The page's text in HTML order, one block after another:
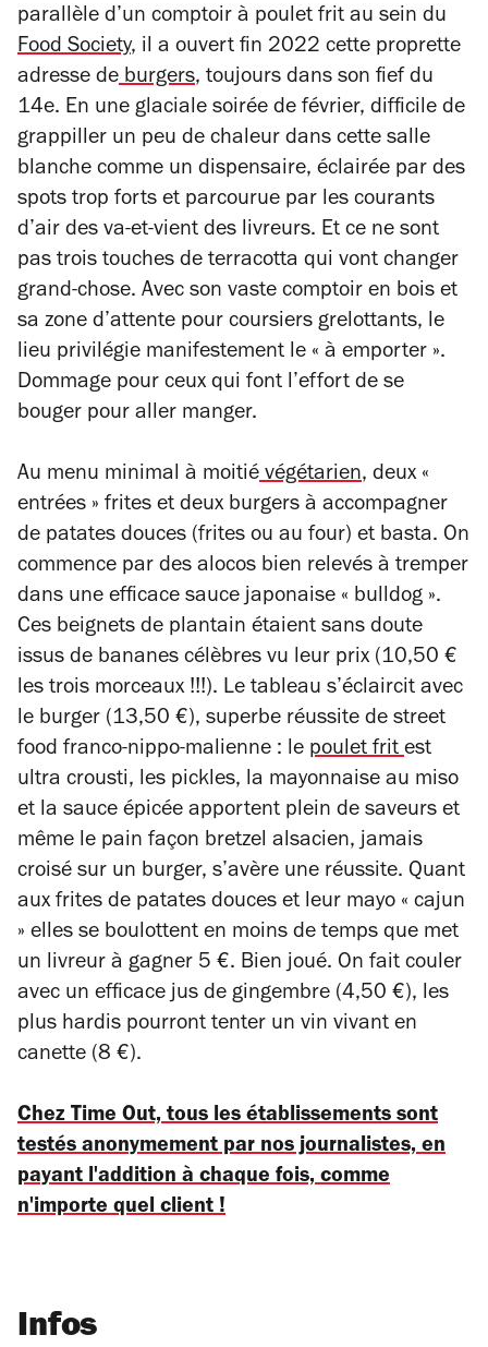
parallèle d’un comptoir à poulet frit au sein du
Food Society, il a ouvert fin 2022 cette proprette
adresse de burgers, toujours dans son fief du
14e. En une glaciale soirée de février, difficile de
grappiller un peu de chaleur dans cette salle
blanche comme un dispensaire, éclairée par des
spots trop forts et parcourue par les courants
d’air des va-et-vient des livreurs. Et ce ne sont
pas trois touches de terracotta qui vont changer
grand-chose. Avec son vaste comptoir en bois et
sa zone d’attente pour coursiers grelottants, le
lieu privilégie manifestement le « à emporter ».
Dommage pour ceux qui font l’effort de se
bouger pour aller manger.
Au menu minimal à moitié végétarien, deux «
entrées » frites et deux burgers à accompagner
de patates douces (frites ou au four) et basta. On
commence par des alocos bien relevés à tremper
dans une efficace sauce japonaise « bulldog ».
Ces beignets de plantain étaient sans doute
issus de bananes célèbres vu leur prix (10,50 €
les trois morceaux !!!). Le tableau s’éclaircit avec
le burger (13,50 €), superbe réussite de street
food franco-nippo-malienne : le poulet fritest
ultra crousti, les pickles, la mayonnaise au miso
et la sauce épicée apportent plein de saveurs et
même le pain façon bretzel alsacien, jamais
croisé sur un burger, s’avère une réussite. Quant
aux frites de patates douces et leur mayo « cajun
» elles se boulottent en moins de temps que met
un livreur à gagner 5 €. Bien joué. On fait couler
avec un efficace jus de gingembre (4,50 €), les
plus hardis pourront tenter un vin vivant en
canette (8 €).
Chez Time Out, tous les établissements sont
testés anonymement par nos journalistes, en
payant l'addition à chaque fois, comme
n'importe quel client !
Infos